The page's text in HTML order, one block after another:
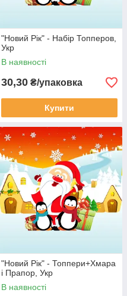
"Новий Рік" - Набір Топперов,
Укр
В наявності
30,30 ₴/упаковка
Купити
"Новий Рік" - Топпери+Хмара
і Прапор, Укр
В наявності